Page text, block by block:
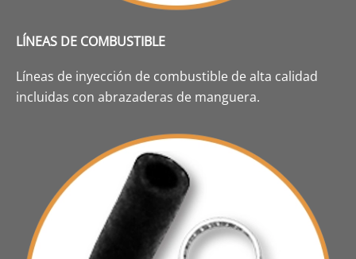
LÍNEAS DE COMBUSTIBLE
Líneas de inyección de combustible de alta calidad
incluidas con abrazaderas de manguera.